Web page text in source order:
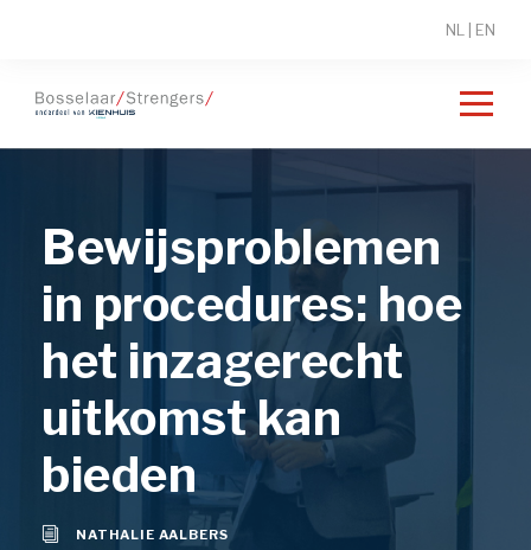
NL EN
Bewijsproblemen
in procedures: hoe
het inzagerecht
uitkomst kan
bieden
NATHALIE AALBERS